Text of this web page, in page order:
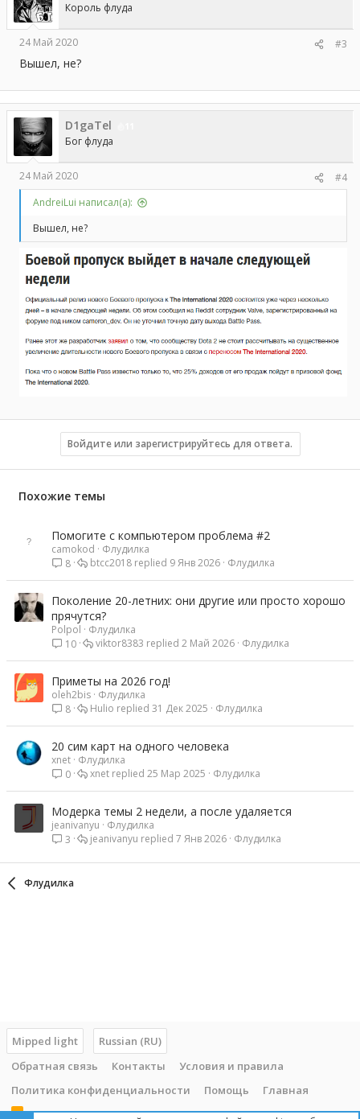
Король флуда
24 Май 2020 #3
Вышел, не?
D1gaTel
Бог флуда
24 Май 2020
#4
AndreiLui написал(а):
Вышел, не?
Войдите или зарегистрируйтесь для ответа.
Похожие темы
Помогите с компьютером проблема #2
camokod
Флудилка
8
Флудилка
9 Янв 2026
btcc2018
Поколение 20-летних: они другие или просто хорошо
прячутся?
Polpol
Флудилка
10
Флудилка
2 Май 2026
viktor8383
Приметы на 2026 год!
oleh2bis Флудилка
8
Флудилка
31 Дек 2025
Hulio
20 сим карт на одного человека
xnet Флудилка
0
Флудилка
25 Мар 2025
xnet
Модерка темы 2 недели, а после удаляется
jeanivanyu
Флудилка
3
Флудилка
7 Янв 2026
jeanivanyu
Флудилка
Mipped light
Russian (RU)
Обратная связь
Контакты
Условия и правила
Политика конфиденциальности
Помощь Главная
R